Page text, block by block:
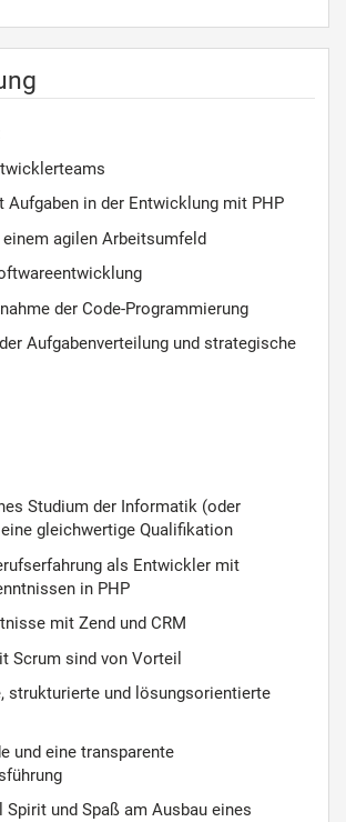
Aufgaben in der Entwicklung mit PHP
agilen Arbeitsumfeld
der Code-Programmierung
Aufgabenverteilung und strategische
Studium der Informatik (oder
gleichwertige Qualifikation
als Entwickler mit
in PHP
mit Zend und CRM
Scrum sind von Vorteil
strukturierte und lösungsorientierte
und eine transparente
Spirit und Spaß am Ausbau eines